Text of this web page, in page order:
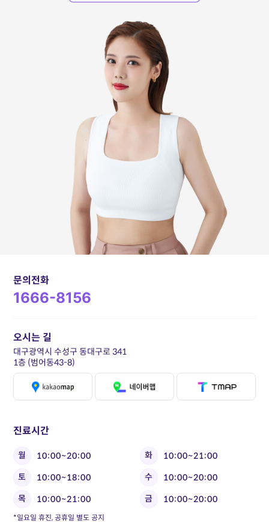
문의전화
1666-8156
진료시간
월 10:00~20:00 화
10:00~21:00
토
10:00~18:00 수
10:00~20:00
목
10:00~21:00 금 10:00~20:00
*일요일 휴진, 공휴일 별도 공지
오시는 길
대구광역시 수성구 동대구로 341
1층 (범어동43-8)